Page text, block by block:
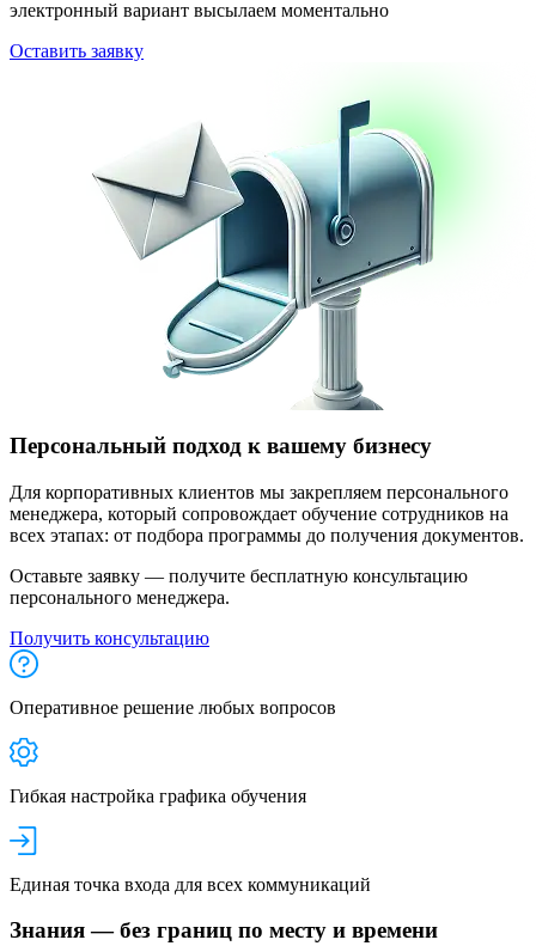
электронный вариант высылаем моментально
Оставить заявку
Персональный подход к вашему бизнесу
Для корпоративных клиентов мы закрепляем персонального
менеджера, который сопровождает обучение сотрудников на
всех этапах: от подбора программы до получения документов.
Оставьте заявку — получите бесплатную консультацию
персонального менеджера.
Получить консультацию
Оперативное решение любых вопросов
Гибкая настройка графика обучения
Единая точка входа для всех коммуникаций
Знания — без границ по месту и времени